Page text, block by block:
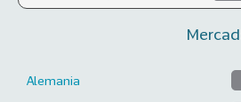
Alemania